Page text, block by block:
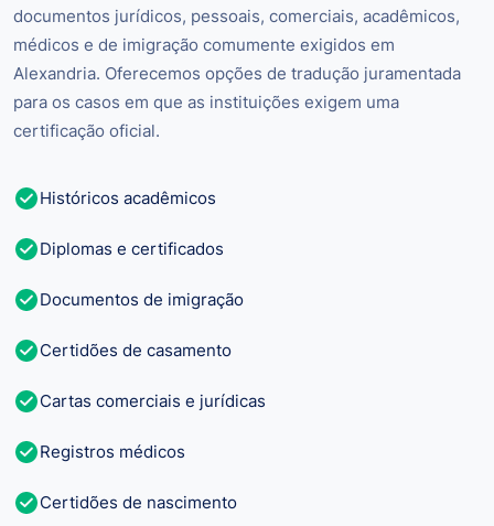
documentos jurídicos, pessoais, comerciais, acadêmicos,
médicos e de imigração comumente exigidos em
Alexandria. Oferecemos opções de tradução juramentada
para os casos em que as instituições exigem uma
certificação oficial.
Históricos acadêmicos
Diplomas e certificados
Documentos de imigração
Certidões de casamento
Cartas comerciais e jurídicas
Registros médicos
Certidões de nascimento